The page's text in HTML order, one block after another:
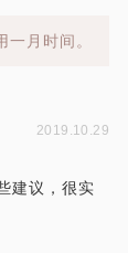
月时间。
2019.10.29
建议，很实